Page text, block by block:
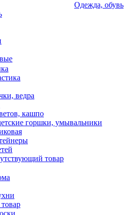
Одежда, обувь
ведра
кашпо
горшки, умывальники
товар